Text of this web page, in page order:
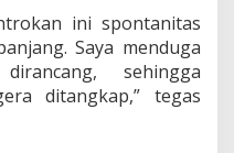
ini spontanitas
Saya menduga
sehingga
ditangkap,” tegas